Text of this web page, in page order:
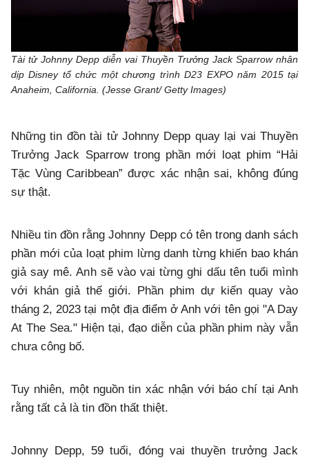
Tài tử Johnny Depp diễn vai Thuyền Trưởng Jack Sparrow nhân
dịp Disney tổ chức một chương trình D23 EXPO năm 2015 tại
Anaheim, California. (Jesse Grant/ Getty Images)
Những tin đồn tài tử Johnny Depp quay lại vai Thuyền
Trưởng Jack Sparrow trong phần mới loạt phim “Hải
Tặc Vùng Caribbean” được xác nhận sai, không đúng
sự thật.
Nhiều tin đồn rằng Johnny Depp có tên trong danh sách
phần mới của loạt phim lừng danh từng khiến bao khán
giả say mê. Anh sẽ vào vai từng ghi dấu tên tuổi mình
với khán giả thế giới. Phần phim dự kiến quay vào
tháng 2, 2023 tại một địa điểm ở Anh với tên gọi "A Day
At The Sea." Hiện tại, đạo diễn của phần phim này vẫn
chưa công bố.
Tuy nhiên, một nguồn tin xác nhận với báo chí tại Anh
rằng tất cả là tin đồn thất thiệt.
Johnny Depp, 59 tuổi, đóng vai thuyền trưởng Jack